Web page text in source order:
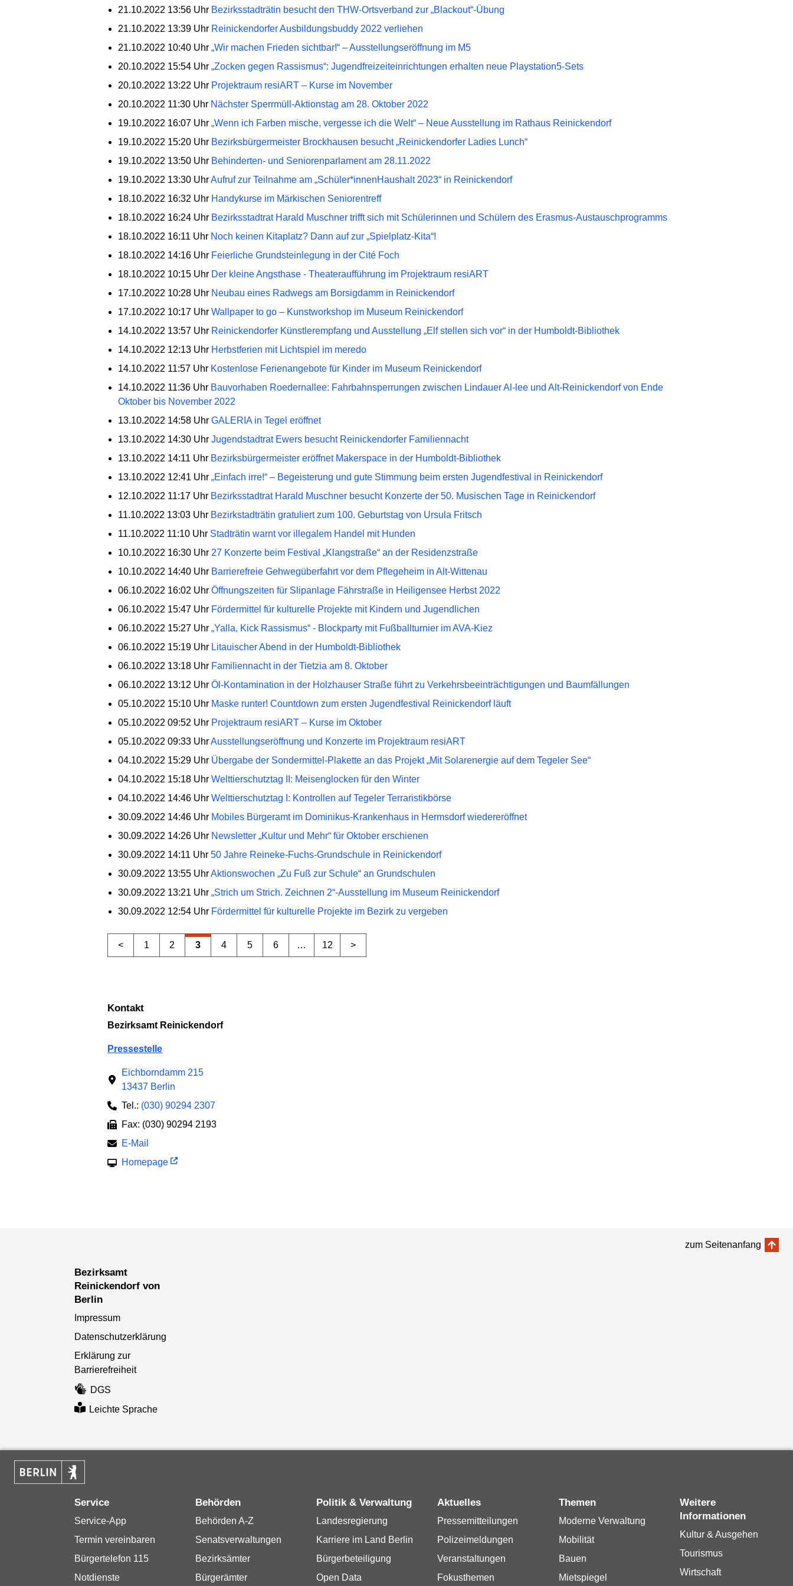
21.10.2022 13:56 Uhr Bezirksstadträtin besucht den THW-Ortsverband zur „Blackout“-Übung
21.10.2022 13:39 Uhr Reinickendorfer Ausbildungsbuddy 2022 verliehen
21.10.2022 10:40 Uhr „Wir machen Frieden sichtbar!“ – Ausstellungseröffnung im M5
20.10.2022 15:54 Uhr „Zocken gegen Rassismus“: Jugendfreizeiteinrichtungen erhalten neue Playstation5-Sets
20.10.2022 13:22 Uhr Projektraum resiART – Kurse im November
20.10.2022 11:30 Uhr Nächster Sperrmüll-Aktionstag am 28. Oktober 2022
19.10.2022 16:07 Uhr „Wenn ich Farben mische, vergesse ich die Welt“ – Neue Ausstellung im Rathaus Reinickendorf
19.10.2022 15:20 Uhr Bezirksbürgermeister Brockhausen besucht „Reinickendorfer Ladies Lunch“
19.10.2022 13:50 Uhr Behinderten- und Seniorenparlament am 28.11.2022
19.10.2022 13:30 Uhr Aufruf zur Teilnahme am „Schüler*innenHaushalt 2023“ in Reinickendorf
18.10.2022 16:32 Uhr Handykurse im Märkischen Seniorentreff
18.10.2022 16:24 Uhr Bezirksstadtrat Harald Muschner trifft sich mit Schülerinnen und Schülern des Erasmus-Austauschprogramms
18.10.2022 16:11 Uhr Noch keinen Kitaplatz? Dann auf zur „Spielplatz-Kita“!
18.10.2022 14:16 Uhr Feierliche Grundsteinlegung in der Cité Foch
18.10.2022 10:15 Uhr Der kleine Angsthase - Theateraufführung im Projektraum resiART
17.10.2022 10:28 Uhr Neubau eines Radwegs am Borsigdamm in Reinickendorf
17.10.2022 10:17 Uhr Wallpaper to go – Kunstworkshop im Museum Reinickendorf
14.10.2022 13:57 Uhr Reinickendorfer Künstlerempfang und Ausstellung „Elf stellen sich vor“ in der Humboldt-Bibliothek
14.10.2022 12:13 Uhr Herbstferien mit Lichtspiel im meredo
14.10.2022 11:57 Uhr Kostenlose Ferienangebote für Kinder im Museum Reinickendorf
14.10.2022 11:36 Uhr Bauvorhaben Roedernallee: Fahrbahnsperrungen zwischen Lindauer Al-lee und Alt-Reinickendorf von Ende
Oktober bis November 2022
13.10.2022 14:58 Uhr GALERIA in Tegel eröffnet
13.10.2022 14:30 Uhr Jugendstadtrat Ewers besucht Reinickendorfer Familiennacht
13.10.2022 14:11 Uhr Bezirksbürgermeister eröffnet Makerspace in der Humboldt-Bibliothek
13.10.2022 12:41 Uhr „Einfach irre!“ – Begeisterung und gute Stimmung beim ersten Jugendfestival in Reinickendorf
12.10.2022 11:17 Uhr Bezirksstadtrat Harald Muschner besucht Konzerte der 50. Musischen Tage in Reinickendorf
11.10.2022 13:03 Uhr Bezirkstadträtin gratuliert zum 100. Geburtstag von Ursula Fritsch
11.10.2022 11:10 Uhr Stadträtin warnt vor illegalem Handel mit Hunden
10.10.2022 16:30 Uhr 27 Konzerte beim Festival „Klangstraße“ an der Residenzstraße
10.10.2022 14:40 Uhr Barrierefreie Gehwegüberfahrt vor dem Pflegeheim in Alt-Wittenau
06.10.2022 16:02 Uhr Öffnungszeiten für Slipanlage Fährstraße in Heiligensee Herbst 2022
06.10.2022 15:47 Uhr Fördermittel für kulturelle Projekte mit Kindern und Jugendlichen
06.10.2022 15:27 Uhr „Yalla, Kick Rassismus“ - Blockparty mit Fußballturnier im AVA-Kiez
06.10.2022 15:19 Uhr Litauischer Abend in der Humboldt-Bibliothek
06.10.2022 13:18 Uhr Familiennacht in der Tietzia am 8. Oktober
06.10.2022 13:12 Uhr Öl-Kontamination in der Holzhauser Straße führt zu Verkehrsbeeinträchtigungen und Baumfällungen
05.10.2022 15:10 Uhr Maske runter! Countdown zum ersten Jugendfestival Reinickendorf läuft
05.10.2022 09:52 Uhr Projektraum resiART – Kurse im Oktober
05.10.2022 09:33 Uhr Ausstellungseröffnung und Konzerte im Projektraum resiART
04.10.2022 15:29 Uhr Übergabe der Sondermittel-Plakette an das Projekt „Mit Solarenergie auf dem Tegeler See“
04.10.2022 15:18 Uhr Welttierschutztag II: Meisenglocken für den Winter
04.10.2022 14:46 Uhr Welttierschutztag I: Kontrollen auf Tegeler Terraristikbörse
30.09.2022 14:46 Uhr Mobiles Bürgeramt im Dominikus-Krankenhaus in Hermsdorf wiedereröffnet
30.09.2022 14:26 Uhr Newsletter „Kultur und Mehr“ für Oktober erschienen
30.09.2022 14:11 Uhr 50 Jahre Reineke-Fuchs-Grundschule in Reinickendorf
30.09.2022 13:55 Uhr Aktionswochen „Zu Fuß zur Schule“ an Grundschulen
30.09.2022 13:21 Uhr „Strich um Strich. Zeichnen 2“-Ausstellung im Museum Reinickendorf
30.09.2022 12:54 Uhr Fördermittel für kulturelle Projekte im Bezirk zu vergeben
< 1 2 3 4 5 6 … 12 >
Kontakt
Bezirksamt Reinickendorf
Pressestelle
Eichborndamm 215
13437 Berlin
Tel.: (030) 90294 2307
Fax: (030) 90294 2193
E-Mail
Homepage
zum Seitenanfang
Bezirksamt
Reinickendorf von
Berlin
Impressum
Datenschutzerklärung
Erklärung zur
Barrierefreiheit
DGS
Leichte Sprache
Service
Service-App
Termin vereinbaren
Bürgertelefon 115
Notdienste
Behörden
Behörden A-Z
Senatsverwaltungen
Bezirksämter
Bürgerämter
Politik & Verwaltung
Landesregierung
Karriere im Land Berlin
Bürgerbeteiligung
Open Data
Aktuelles
Pressemitteilungen
Polizeimeldungen
Veranstaltungen
Fokusthemen
Themen
Moderne Verwaltung
Mobilität
Bauen
Mietspiegel
Weitere
Informationen
Kultur & Ausgehen
Tourismus
Wirtschaft